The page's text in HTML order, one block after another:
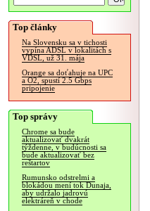
Top články
Na Slovensku sa v tichosti
vypína ADSL v lokalitách s
VDSL, už 31. mája
Orange sa doťahuje na UPC
a O2, spustí 2.5 Gbps
pripojenie
Top správy
Chrome sa bude
aktualizovať dvakrát
týždenne, v budúcnosti sa
bude aktualizovať bez
reštartov
Rumunsko odstrelmi a
blokádou mení tok Dunaja,
aby udržalo jadrovú
elektráreň v chode